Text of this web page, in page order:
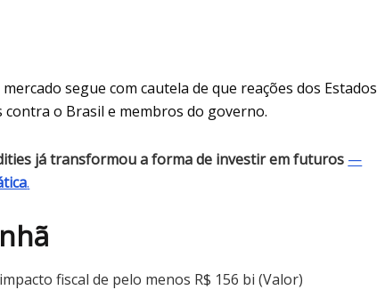
segue com cautela de que reações dos Estados
o Brasil e membros do governo.
já transformou a forma de investir em futuros —
.
fiscal de pelo menos R$ 156 bi (Valor)